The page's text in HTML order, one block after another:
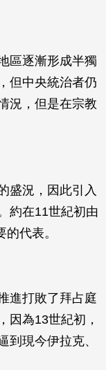
區逐漸形成半獨
但中央統治者仍
況，但是在宗教
盛況，因此引入
約在11世紀初由
代表。
進打敗了拜占庭
因為13世紀初，
現今伊拉克、